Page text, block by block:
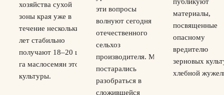
хозяйства сухой
зоны края уже в
течение нескольких
лет стабильно
получают 18–20 ц/
га маслосемян этой
культуры.
эти вопросы
волнуют сегодня
отечественного
сельхоз
производителя. Мы
постарались
разобраться в
сложившейся
материалы,
посвященные
опасному
вредителю
зерновых
хлебной